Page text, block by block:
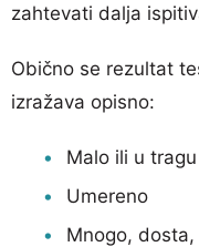
zahtevati dalja
Obično se rezultat
izražava opisno:
Malo ili u tragu
Umereno
Mnogo, dosta,